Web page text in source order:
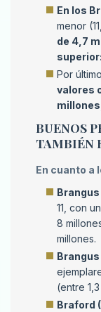
En los
menor
de 4,7
Por
valores
millones
BUENOS
TAMBIÉN
En cuanto a
11, con
8
millones.
Brangus
(entre
Braford